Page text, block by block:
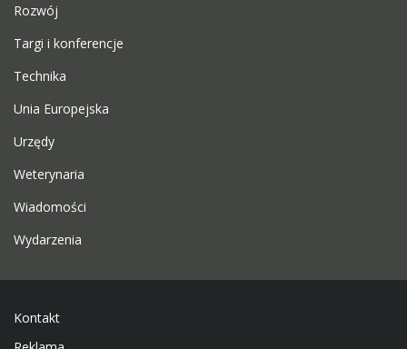
Rozwój
Targi i konferencje
Technika
Unia Europejska
Urzędy
Weterynaria
Wiadomości
Wydarzenia
Kontakt